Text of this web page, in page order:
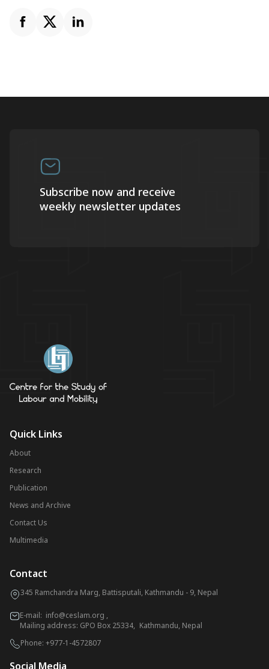
Subscribe now and receive
weekly newsletter updates
Quick Links
About
Research
Publication
News and Archive
Contact Us
Multimedia
Contact
345 Ramchandra Marg, Battisputali, Kathmandu - 9, Nepal
E-mail: info@ceslam.org ,
Mailing address: GPO Box 25334, Kathmandu, Nepal
Phone: +977-1-4572807
Social Media